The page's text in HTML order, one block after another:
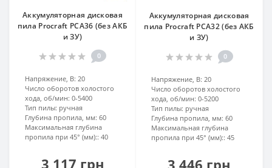
Аккумуляторная дисковая
пила Procraft PCA36 (без АКБ
и ЗУ)
0
Напряжение, В: 20
Число оборотов холостого
хода, об/мин: 0-5400
Тип пилы: ручная
Глубина пропила, мм: 60
Максимальная глубина
пропила при 45° (мм):: 40
3 117 грн
Аккумуляторная дисковая
пила Procraft PCA32 (без АКБ
и ЗУ)
0
Напряжение, В: 20
Число оборотов холостого
хода, об/мин: 0-5200
Тип пилы: ручная
Глубина пропила, мм: 60
Максимальная глубина
пропила при 45° (мм):: 45
3 446 грн